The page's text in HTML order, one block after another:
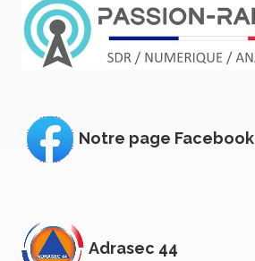
Notre page Facebook
Adrasec 44